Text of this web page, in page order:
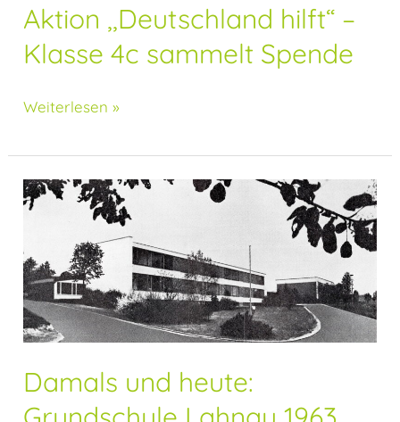
Aktion ,,Deutschland hilft“ –
Klasse 4c sammelt Spende
Weiterlesen »
Damals und heute:
Damals
Grundschule
Lahnau
1963